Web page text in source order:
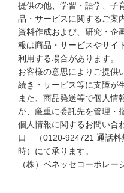
進研ゼミ 中学講座 中
進研ゼミ 高校講座
進研ゼミ中学
会員
提供の他、学習・語学、子
品・サービスに関するご案
資料作成および、研究・企
報は商品・サービスやサイ
利用する場合があります。
お客様の意思によりご提供
続き・サービス等に支障が
また、商品発送等で個人情
が、厳重に委託先を管理・
個人情報に関するお問い合
口 （0120-924721 通話料
時）にて承ります。
（株）ベネッセコーポレ